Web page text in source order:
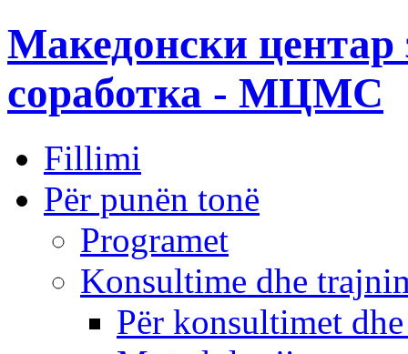
Македонски центар
соработка - МЦМС
Fillimi
Për punën tonë
Programet
Konsultime dhe
Për konsultimet